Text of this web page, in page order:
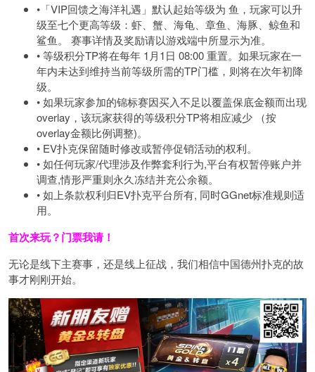
•「VIP回馈之海洋礼遇」默认起始等级为 鱼，玩家可以升
级至七个更高等级：虾、蟹、海龟、章鱼、海豚、鲸鱼和
鲨鱼。 赛事详情及奖励请以游戏端中所显示为准。
• 等级积分TP将在每年 1月1日 08:00 重置。如果玩家在一
年内未达到维持当前等级所需的TP门槛，则将在次年初降
级。
• 如果玩家参加的锦标赛因买入不足以覆盖保底金额而出现
overlay，该玩家获得的等级积分TP将相应减少 （按
overlay金额比例调整)。
• EV扑克保留随时修改或暂停促销活动的权利。
• 如任何玩家/代理涉及作弊套利行为,平台有权暂停账户并
调查,情形严重则永久冻结并充公余额。
• 如上条款权利归EV扑克平台所有, 同时GGnet标准规则适
用。
首次来玩？门票我请！
无论是线下主赛事，还是线上征战，我们相信中国德州扑克的故
事才刚刚开始。